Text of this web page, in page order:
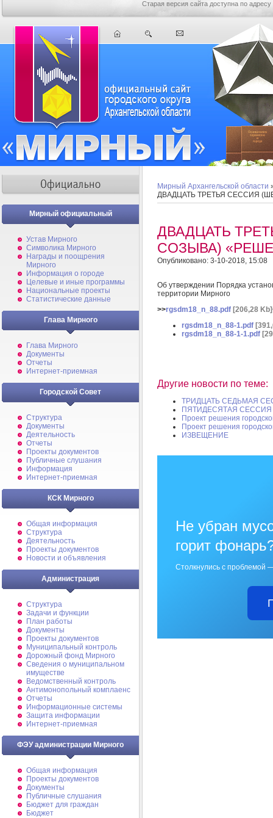
Старая версия сайта доступна по адресу
Мирный официальный
Устав Мирного
Символика Мирного
Награды и поощрения
Мирного
Информация о городе
Целевые и иные программы
Национальные проекты
Статистические данные
Глава Мирного
Глава Мирного
Документы
Отчеты
Интернет-приемная
Городской Совет
Структура
Документы
Деятельность
Отчеты
Проекты документов
Публичные слушания
Информация
Интернет-приемная
КСК Мирного
Общая информация
Структура
Деятельность
Проекты документов
Новости и объявления
Администрация
Структура
Задачи и функции
План работы
Документы
Проекты документов
Муниципальный контроль
Дорожный фонд Мирного
Cведения о муниципальном
имуществе
Ведомственный контроль
Антимонопольный комплаенс
Отчеты
Информационные системы
Защита информации
Интернет-приемная
ФЭУ администрации Мирного
Общая информация
Проекты документов
Документы
Публичные слушания
Бюджет для граждан
Бюджет
Мирный Архангельской области
ДВАДЦАТЬ ТРЕТЬЯ СЕССИЯ
ДВАДЦАТЬ
СОЗЫВА)
Опубликовано: 3-10-2018, 15:08
Об утверждении Порядка
территории Мирного
>>rgsdm18_n_88.pdf [206,28 Kb]
rgsdm18_n_88-1.pdf
rgsdm18_n_88-1-1.pdf
Другие новости по теме:
ТРИДЦАТЬ СЕДЬМАЯ
ПЯТИДЕСЯТАЯ
Проект решения
Проект решения
ИЗВЕЩЕНИЕ
Не убран
горит
Столкнулись с проблемой